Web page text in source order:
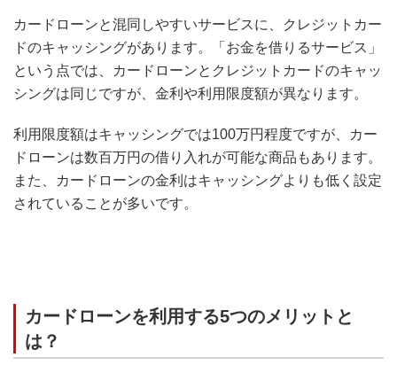
カードローンと混同しやすいサービスに、クレジットカー
ドのキャッシングがあります。「お金を借りるサービス」
という点では、カードローンとクレジットカードのキャッ
シングは同じですが、金利や利用限度額が異なります。
利用限度額はキャッシングでは100万円程度ですが、カー
ドローンは数百万円の借り入れが可能な商品もあります。
また、カードローンの金利はキャッシングよりも低く設定
されていることが多いです。
カードローンを利用する5つのメリットと
は？